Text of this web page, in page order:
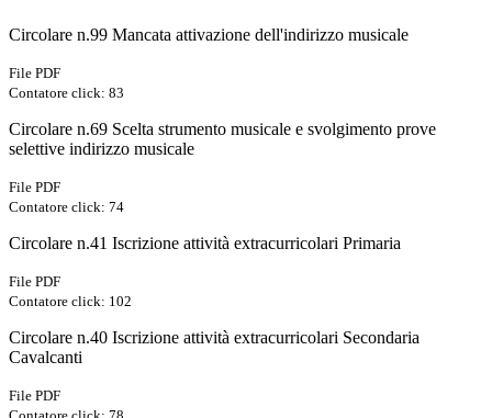
Circolare n.99 Mancata attivazione dell'indirizzo musicale
File PDF
Contatore click: 83
Circolare n.69 Scelta strumento musicale e svolgimento prove
selettive indirizzo musicale
File PDF
Contatore click: 74
Circolare n.41 Iscrizione attività extracurricolari Primaria
File PDF
Contatore click: 102
Circolare n.40 Iscrizione attività extracurricolari Secondaria
Cavalcanti
File PDF